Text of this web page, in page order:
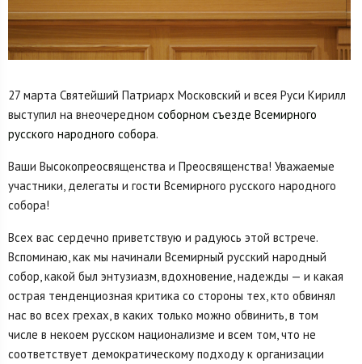
27 марта Святейший Патриарх Московский и всея Руси Кирилл
выступил на внеочередном соборном съезде Всемирного
русского народного собора.
Ваши Высокопреосвященства и Преосвященства! Уважаемые
участники, делегаты и гости Всемирного русского народного
собора!
Всех вас сердечно приветствую и радуюсь этой встрече.
Вспоминаю, как мы начинали Всемирный русский народный
собор, какой был энтузиазм, вдохновение, надежды — и какая
острая тенденциозная критика со стороны тех, кто обвинял
нас во всех грехах, в каких только можно обвинить, в том
числе в некоем русском национализме и всем том, что не
соответствует демократическому подходу к организации